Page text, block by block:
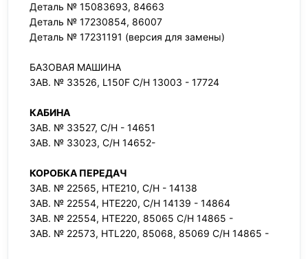
Деталь № 15083693, 84663
Деталь № 17230854, 86007
Деталь № 17231191 (версия для замены)
БАЗОВАЯ МАШИНА
ЗАВ. № 33526, L150F C/H 13003 - 17724
КАБИНА
ЗАВ. № 33527, С/Н - 14651
ЗАВ. № 33023, С/Н 14652-
КОРОБКА ПЕРЕДАЧ
ЗАВ. № 22565, HTE210, С/Н - 14138
ЗАВ. № 22554, HTE220, С/Н 14139 - 14864
ЗАВ. № 22554, HTE220, 85065 С/Н 14865 -
ЗАВ. № 22573, HTL220, 85068, 85069 С/Н 14865 -